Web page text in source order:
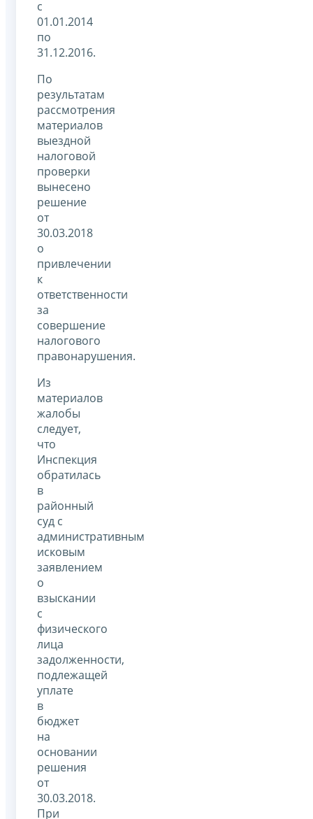
с
01.01.2014
по
31.12.2016.
По
результатам
рассмотрения
материалов
выездной
налоговой
проверки
вынесено
решение
от
30.03.2018
о
привлечении
к
ответственности
за
совершение
налогового
правонарушения.
Из
материалов
жалобы
следует,
что
Инспекция
обратилась
в
районный
суд с
административным
исковым
заявлением
о
взыскании
с
физического
лица
задолженности,
подлежащей
уплате
в
бюджет
на
основании
решения
от
30.03.2018.
При